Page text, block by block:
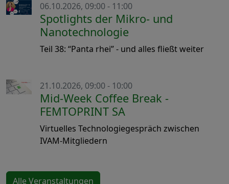
06.10.2026, 09:00 - 11:00
Spotlights der Mikro- und
Nanotechnologie
Teil 38: “Panta rhei” - und alles fließt weiter
21.10.2026, 09:00 - 10:00
Mid-Week Coffee Break -
FEMTOPRINT SA
Virtuelles Technologiegespräch zwischen
IVAM-Mitgliedern
Alle Veranstaltungen